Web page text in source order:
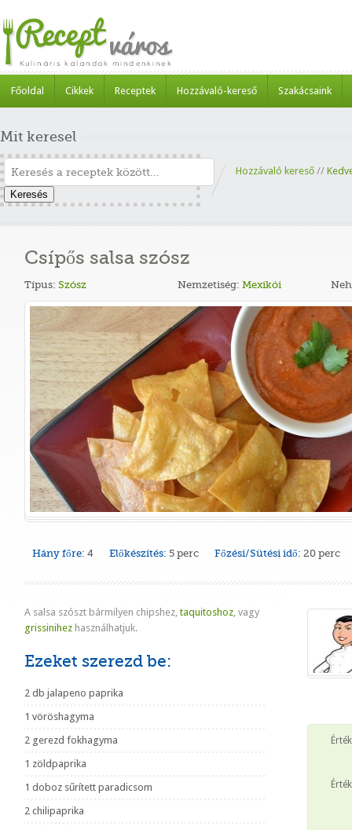
Főoldal Cikkek Receptek Hozzávaló-kereső Szakácsaink
Mit keresel
Keresés
Hozzávaló kereső //
Csípős salsa szósz
Típus: Szósz Nemzetiség: Mexikói
Hány főre: 4 Előkészítés: 5 perc Főzési/Sütési idő: 20 perc
A salsa szószt bármilyen chipshez,taquitoshoz, vagy
grissinihez használhatjuk.
Ezeket szerezd be:
2 db jalapeno paprika
1 vöröshagyma
2 gerezd fokhagyma
1 zöldpaprika
1 doboz sűrített paradicsom
2 chilipaprika